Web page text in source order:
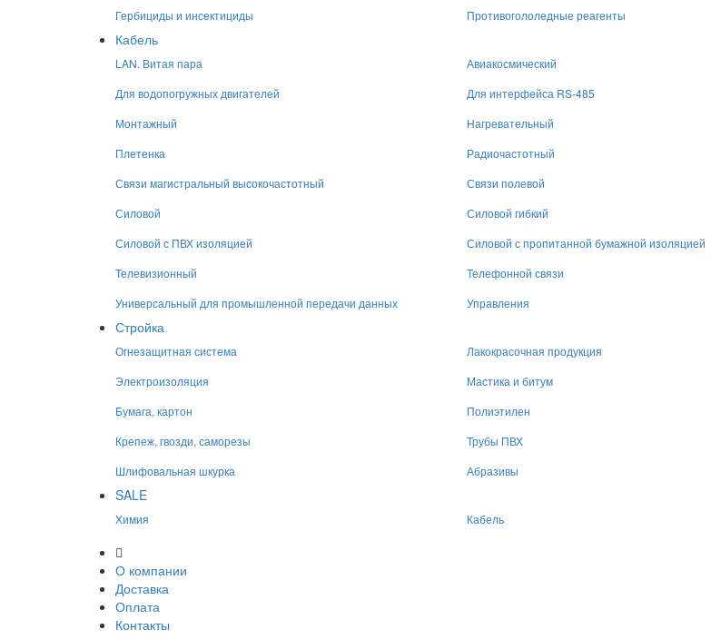
Гербициды и инсектициды
Противогололедные реагенты
Кабель
LAN. Витая пара Авиакосмический
Для водопогружных двигателей
Для интерфейса RS-485
Монтажный
Нагревательный
Плетенка
Радиочастотный
Связи магистральный высокочастотный
Связи полевой
Силовой
Силовой гибкий
Силовой с ПВХ изоляцией
Силовой с пропитанной бумажной изоляцией
Телевизионный
Телефонной связи
Универсальный для промышленной передачи данных
Управления
Стройка
Огнезащитная система Лакокрасочная продукция
Электроизоляция
Мастика и битум
Бумага, картон
Полиэтилен
Крепеж, гвозди, саморезы
Трубы ПВХ
Шлифовальная шкурка
Абразивы
SALE
Химия Кабель
О компании
Доставка
Оплата
Контакты